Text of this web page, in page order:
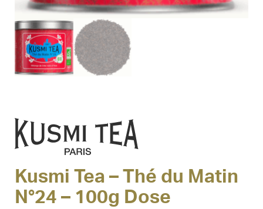
Kusmi Tea – Thé du Matin
N°24 – 100g Dose